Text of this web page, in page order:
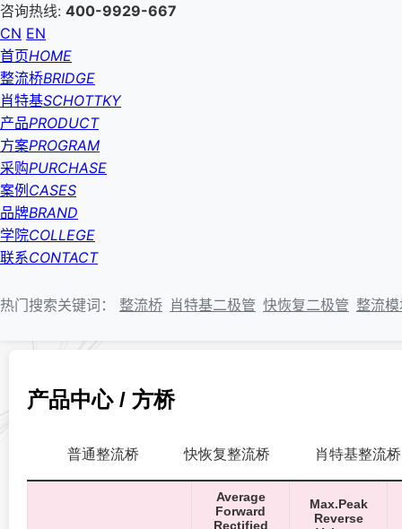
咨询热线: 400-9929-667
CN EN
首页HOME
整流桥BRIDGE
肖特基SCHOTTKY
产品PRODUCT
方案PROGRAM
采购PURCHASE
案例 CASES
品牌BRAND
学院COLLEGE
联系CONTACT
热门搜索关键词： 整流桥 肖特基二极管 快恢复二极管 整流